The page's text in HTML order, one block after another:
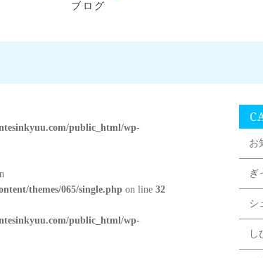
ブログ
public_html/wp-
themes/065/single.php on line32
public_html/wp-
お
ぎ
シ
し